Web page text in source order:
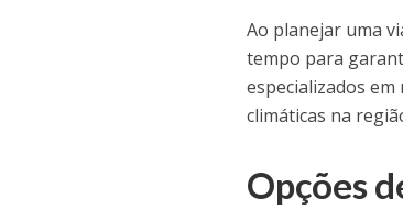
Ao planejar uma
tempo para
especializados
climáticas na
Opções